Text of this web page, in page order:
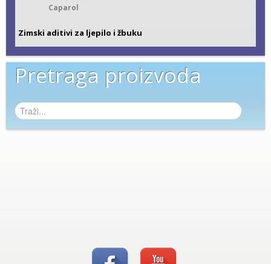
Caparol
Zimski aditivi za ljepilo i žbuku
Pretraga proizvoda